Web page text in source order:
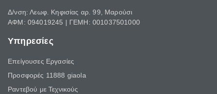
Δ/νση: Λεωφ. Κηφισίας αρ. 99, Μαρούσι
ΑΦΜ: 094019245 | ΓΕΜΗ: 001037501000
Υπηρεσίες
Επείγουσες Εργασίες
Προσφορές 11888 giaola
Ραντεβού με Τεχνικούς